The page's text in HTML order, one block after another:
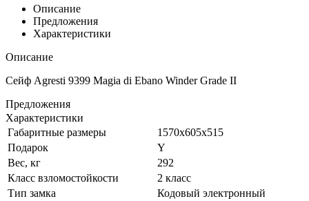
Описание
Предложения
Характеристики
Описание
Сейф Agresti 9399 Magia di Ebano Winder Grade II
Предложения
Характеристики
Габаритные размеры
1570x605x515
Подарок
Y
Вес, кг
292
Класс взломостойкости
2 класс
Тип замка
Кодовый электронный